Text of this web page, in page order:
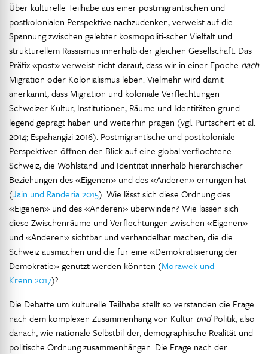
Über kulturelle Teilhabe aus einer postmigrantischen und
postkolonialen Perspektive nachzudenken, verweist auf die
Spannung zwischen gelebter kosmopoliti-scher Vielfalt und
strukturellem Rassismus innerhalb der gleichen Gesellschaft. Das
Präfix «post» verweist nicht darauf, dass wir in einer Epoche nach
Migration oder Kolonialismus leben. Vielmehr wird damit
anerkannt, dass Migration und koloniale Verflechtungen
Schweizer Kultur, Institutionen, Räume und Identitäten grund-
legend geprägt haben und weiterhin prägen (vgl. Purtschert et al.
2014; Espahangizi 2016). Postmigrantische und postkoloniale
Perspektiven öffnen den Blick auf eine global verflochtene
Schweiz, die Wohlstand und Identität innerhalb hierarchischer
Beziehungen des «Eigenen» und des «Anderen» errungen hat
(Jain und Randeria 2015). Wie lässt sich diese Ordnung des
«Eigenen» und des «Anderen» überwinden? Wie lassen sich
diese Zwischenräume und Verflechtungen zwischen «Eigenen»
und «Anderen» sichtbar und verhandelbar machen, die die
Schweiz ausmachen und die für eine «Demokratisierung der
Demokratie» genutzt werden könnten (Morawek und
Krenn 2017)?
Die Debatte um kulturelle Teilhabe stellt so verstanden die Frage
nach dem komplexen Zusammenhang von Kultur undPolitik, also
danach, wie nationale Selbstbil-der, demographische Realität und
politische Ordnung zusammenhängen. Die Frage nach der